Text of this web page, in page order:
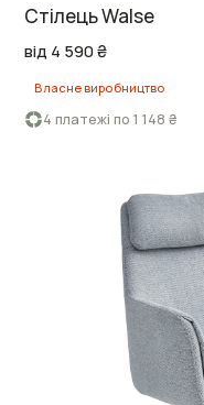
Стілець Walse
від 4 590 ₴
Власне виробництво
4 платежі по 1 148 ₴